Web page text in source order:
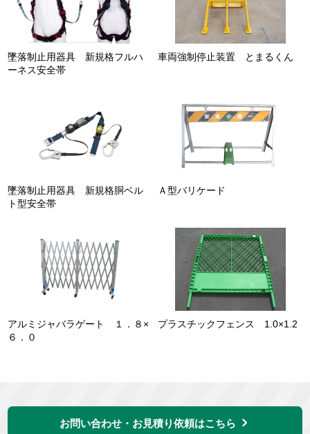
墜落制止用器具 新規格フルハ
ーネス安全帯
車両強制停止装置 とまるくん
墜落制止用器具 新規格胴ベル
ト型安全帯
Ａ型バリケード
アルミジャバラゲート １．８×
６．０
プラスチックフェンス 1.0×1.2
お問い合わせ・お見積り依頼はこちら